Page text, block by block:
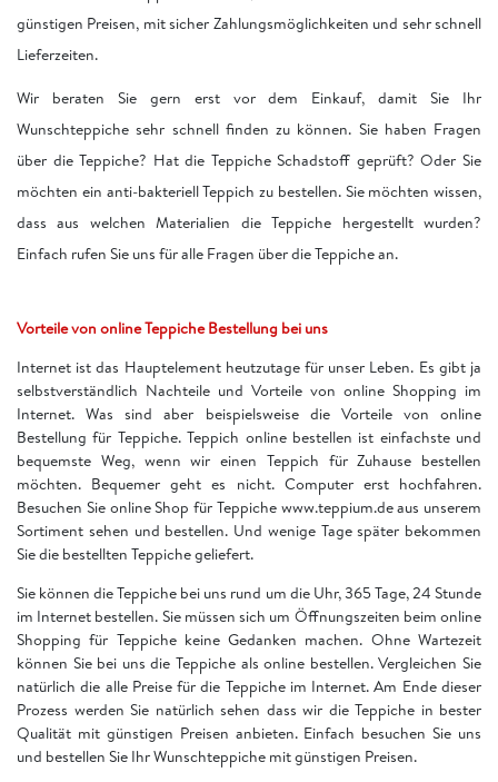
günstigen Preisen, mit sicher Zahlungsmöglichkeiten und sehr schnell
Lieferzeiten.
Wir beraten Sie gern erst vor dem Einkauf, damit Sie Ihr
Wunschteppiche sehr schnell finden zu können. Sie haben Fragen
über die Teppiche? Hat die Teppiche Schadstoff geprüft? Oder Sie
möchten ein anti-bakteriell Teppich zu bestellen. Sie möchten wissen,
dass aus welchen Materialien die Teppiche hergestellt wurden?
Einfach rufen Sie uns für alle Fragen über die Teppiche an.
Vorteile von online Teppiche Bestellung bei uns
Internet ist das Hauptelement heutzutage für unser Leben. Es gibt ja
selbstverständlich Nachteile und Vorteile von online Shopping im
Internet. Was sind aber beispielsweise die Vorteile von online
Bestellung für Teppiche. Teppich online bestellen ist einfachste und
bequemste Weg, wenn wir einen Teppich für Zuhause bestellen
möchten. Bequemer geht es nicht. Computer erst hochfahren.
Besuchen Sie online Shop für Teppiche www.teppium.de aus unserem
Sortiment sehen und bestellen. Und wenige Tage später bekommen
Sie die bestellten Teppiche geliefert.
Sie können die Teppiche bei uns rund um die Uhr, 365 Tage, 24 Stunde
im Internet bestellen. Sie müssen sich um Öffnungszeiten beim online
Shopping für Teppiche keine Gedanken machen. Ohne Wartezeit
können Sie bei uns die Teppiche als online bestellen. Vergleichen Sie
natürlich die alle Preise für die Teppiche im Internet. Am Ende dieser
Prozess werden Sie natürlich sehen dass wir die Teppiche in bester
Qualität mit günstigen Preisen anbieten. Einfach besuchen Sie uns
und bestellen Sie Ihr Wunschteppiche mit günstigen Preisen.